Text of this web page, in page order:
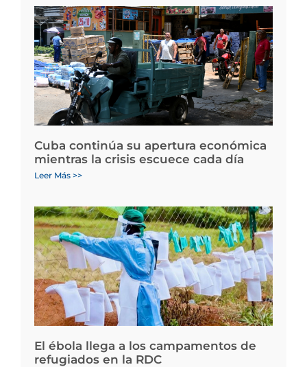
Cuba continúa su apertura económica
mientras la crisis escuece cada día
Leer Más >>
El ébola llega a los campamentos de
refugiados en la RDC